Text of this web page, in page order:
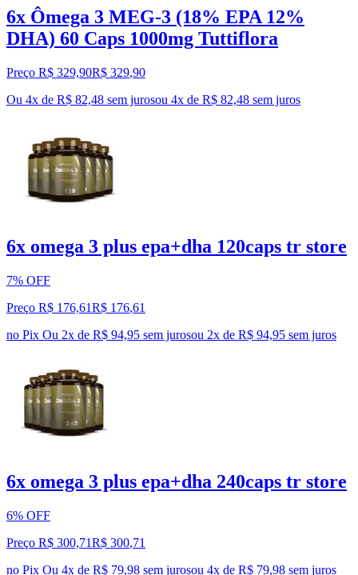
6x Ômega 3 MEG-3 (18% EPA 12%
DHA) 60 Caps 1000mg Tuttiflora
Preço R$ 329,90R$ 329,90
Ou 4x de R$ 82,48 sem jurosou 4x de R$ 82,48 sem juros
6x omega 3 plus epa+dha 120caps tr store
7% OFF
Preço R$ 176,61R$ 176,61
no Pix Ou 2x de R$ 94,95 sem jurosou 2x de R$ 94,95 sem juros
6x omega 3 plus epa+dha 240caps tr store
6% OFF
Preço R$ 300,71R$ 300,71
no Pix Ou 4x de R$ 79,98 sem jurosou 4x de R$ 79,98 sem juros